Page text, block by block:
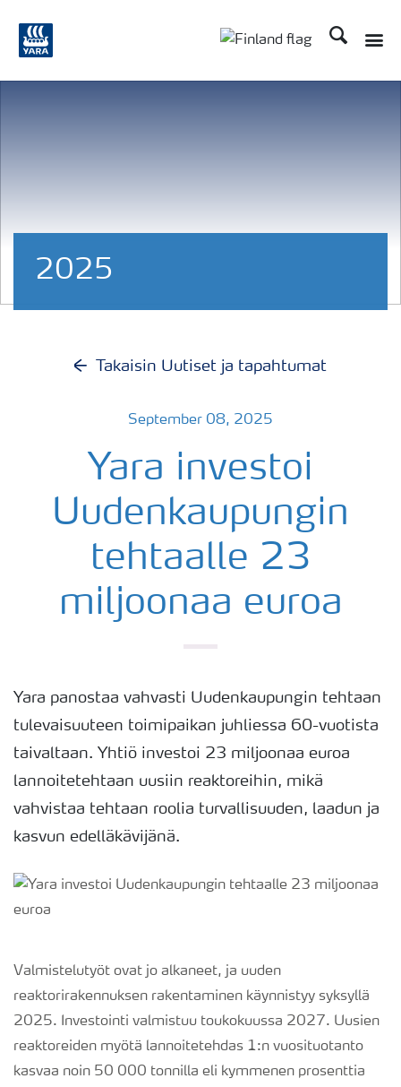
Etsi
2025
Takaisin Uutiset ja tapahtumat
September 08, 2025
Yara investoi
Uudenkaupungin
tehtaalle 23
miljoonaa euroa
Yara panostaa vahvasti Uudenkaupungin tehtaan
tulevaisuuteen toimipaikan juhliessa 60-vuotista
taivaltaan. Yhtiö investoi 23 miljoonaa euroa
lannoitetehtaan uusiin reaktoreihin, mikä
vahvistaa tehtaan roolia turvallisuuden, laadun ja
kasvun edelläkävijänä.
Valmistelutyöt ovat jo alkaneet, ja uuden
reaktorirakennuksen rakentaminen käynnistyy syksyllä
2025. Investointi valmistuu toukokuussa 2027. Uusien
reaktoreiden myötä lannoitetehdas 1:n vuosituotanto
kasvaa noin 50 000 tonnilla eli kymmenen prosenttia